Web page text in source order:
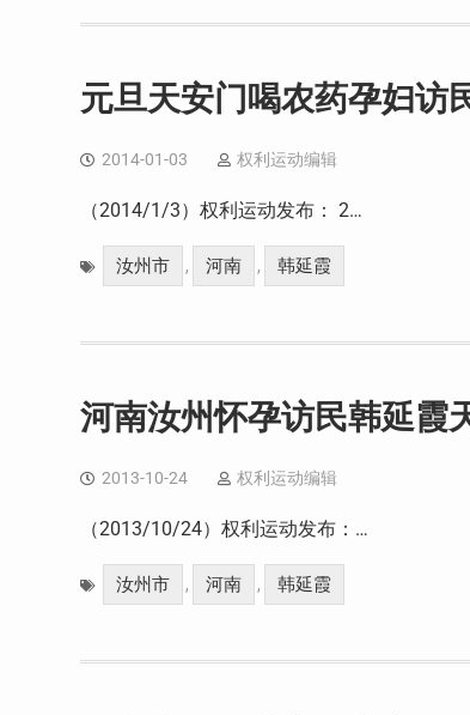
元旦天安门喝农药孕妇访
2014-01-03 权利运动编辑
（2014/1/3）权利运动发布： 2…
汝州市 , 河南 , 韩延霞
河南汝州怀孕访民韩延霞
2013-10-24 权利运动编辑
（2013/10/24）权利运动发布：…
汝州市 , 河南 , 韩延霞